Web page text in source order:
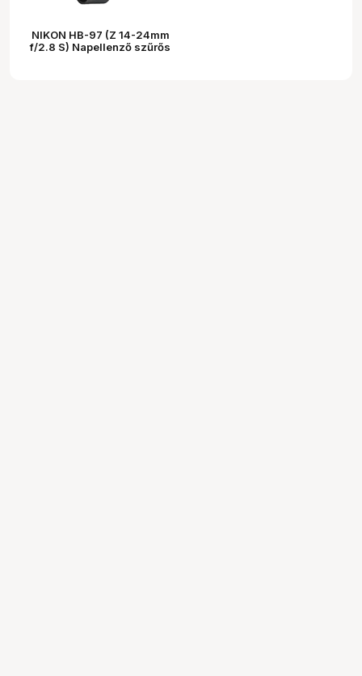
NIKON HB-97 (Z 14-24mm
f/2.8 S) Napellenző szűrős